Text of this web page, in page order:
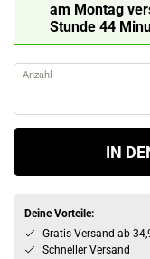
am Montag
Stunde 44
Anzahl
IN
Deine Vorteile:
Gratis Versand ab
Schneller Versand